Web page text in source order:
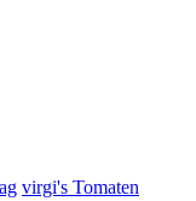
virgi's Tomaten